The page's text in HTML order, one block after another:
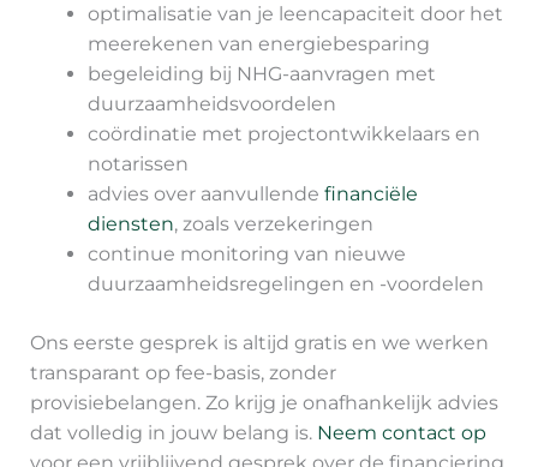
optimalisatie van je leencapaciteit door het
meerekenen van energiebesparing
begeleiding bij NHG-aanvragen met
duurzaamheidsvoordelen
coördinatie met projectontwikkelaars en
notarissen
advies over aanvullende financiële
diensten, zoals verzekeringen
continue monitoring van nieuwe
duurzaamheidsregelingen en -voordelen
Ons eerste gesprek is altijd gratis en we werken
transparant op fee-basis, zonder
provisiebelangen. Zo krijg je onafhankelijk advies
dat volledig in jouw belang is. Neem contact op